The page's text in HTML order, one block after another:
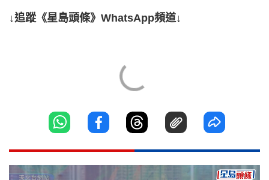
↓追蹤《星島頭條》WhatsApp頻道↓